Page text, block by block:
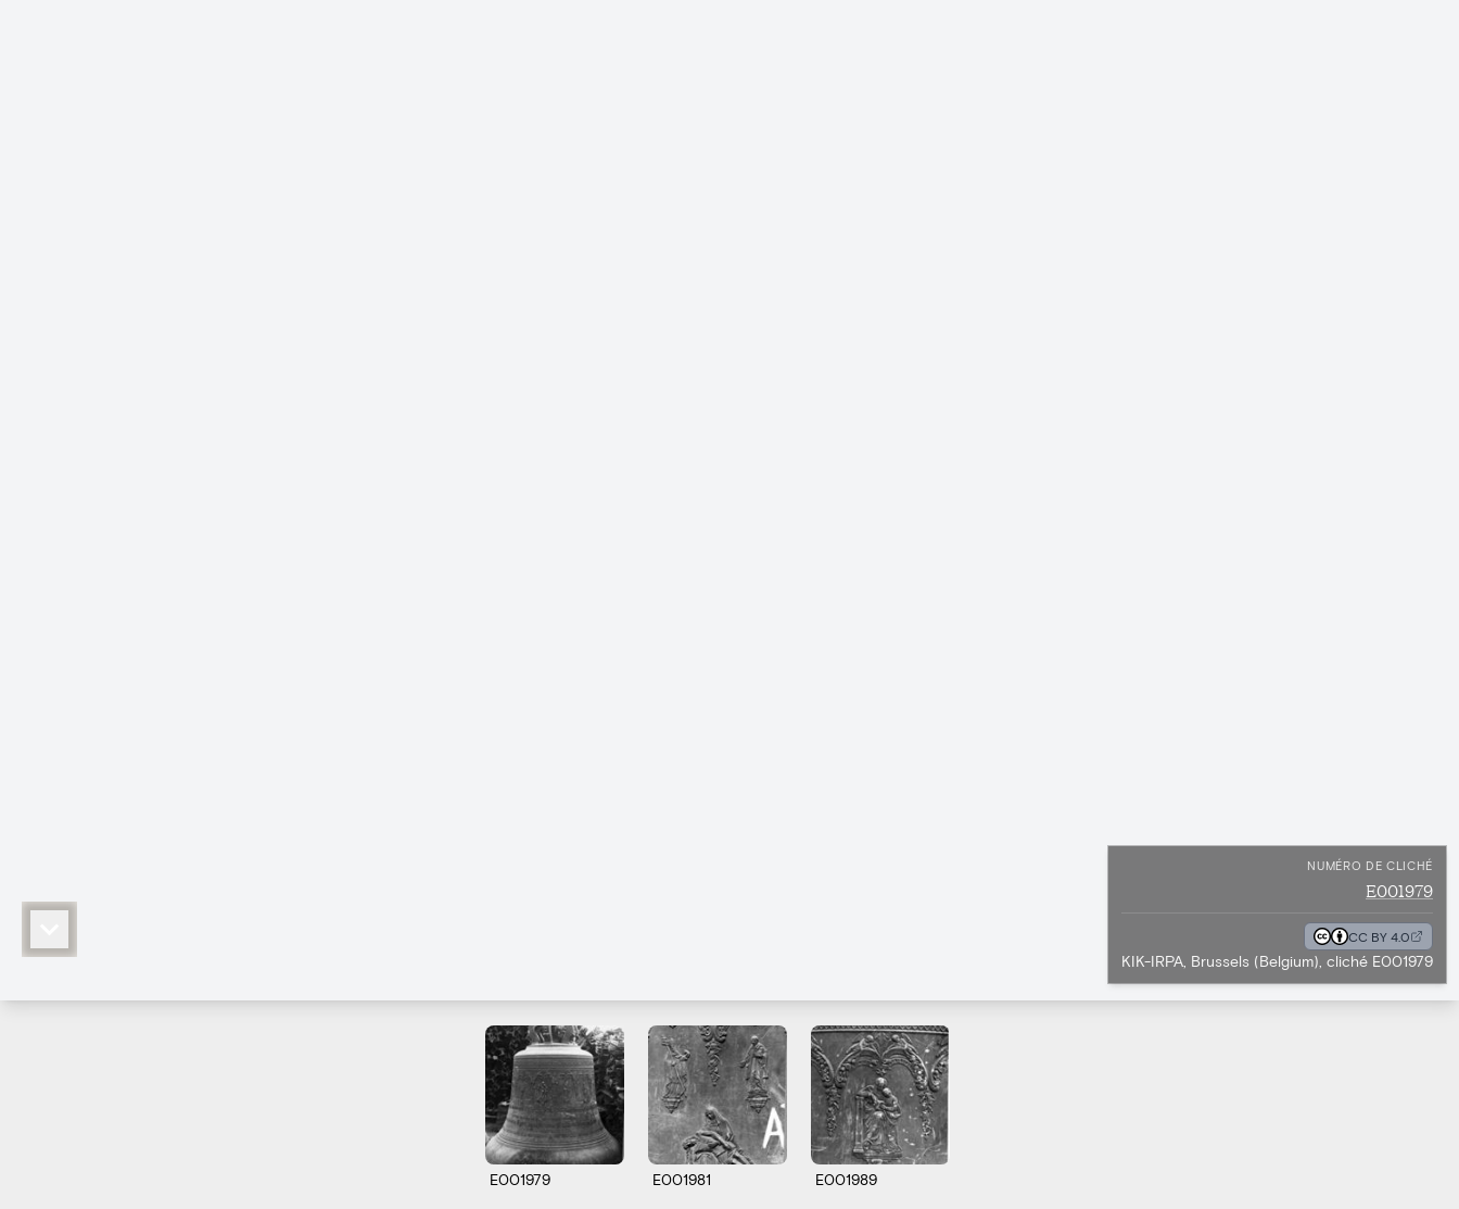
NUMÉRO DE CLICHÉ
E001979
CC BY 4.0
KIK-IRPA, Brussels (Belgium), cliché E001979
E001979 E001981 E001989